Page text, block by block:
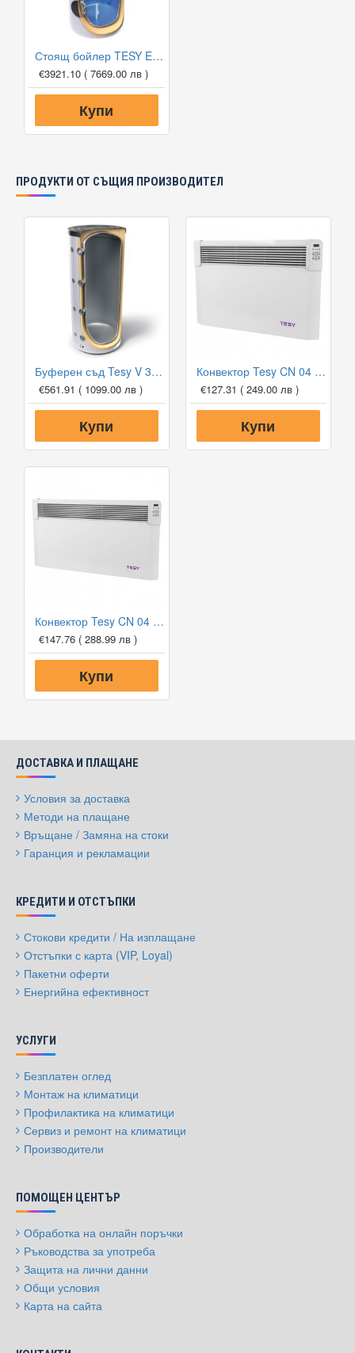
Стоящ бойлер TESY EV 2000 130 B DN18
€3921.10 ( 7669.00 лв )
Купи
ПРОДУКТИ ОТ СЪЩИЯ ПРОИЗВОДИТЕЛ
Буферен съд Tesy V 300 65 F41 P4 за отоплителни инсталации
€561.91 ( 1099.00 лв )
Купи
Конвектор Tesy CN 04 150 EIS W, 1500W, Електронен термостат
€127.31 ( 249.00 лв )
Купи
Конвектор Tesy CN 04 200 EIS W, 2000W, Електронен термостат
€147.76 ( 288.99 лв )
Купи
ДОСТАВКА И ПЛАЩАНЕ
Условия за доставка
Методи на плащане
Връщане / Замяна на стоки
Гаранция и рекламации
КРЕДИТИ И ОТСТЪПКИ
Стокови кредити / На изплащане
Отстъпки с карта (VIP, Loyal)
Пакетни оферти
Енергийна ефективност
УСЛУГИ
Безплатен оглед
Монтаж на климатици
Профилактика на климатици
Сервиз и ремонт на климатици
Производители
ПОМОЩЕН ЦЕНТЪР
Обработка на онлайн поръчки
Ръководства за употреба
Защита на лични данни
Общи условия
Карта на сайта